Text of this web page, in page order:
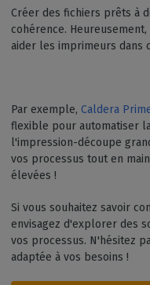
Créer des fichiers prêts à
cohérence.
aider les imprimeurs dans
Par exemple, Caldera
flexible pour automatiser
l'impression-découpe
vos processus tout en
élevées !
Si vous souhaitez savoir
envisagez d'explorer des
vos processus. N'hésitez
adaptée à vos besoins !